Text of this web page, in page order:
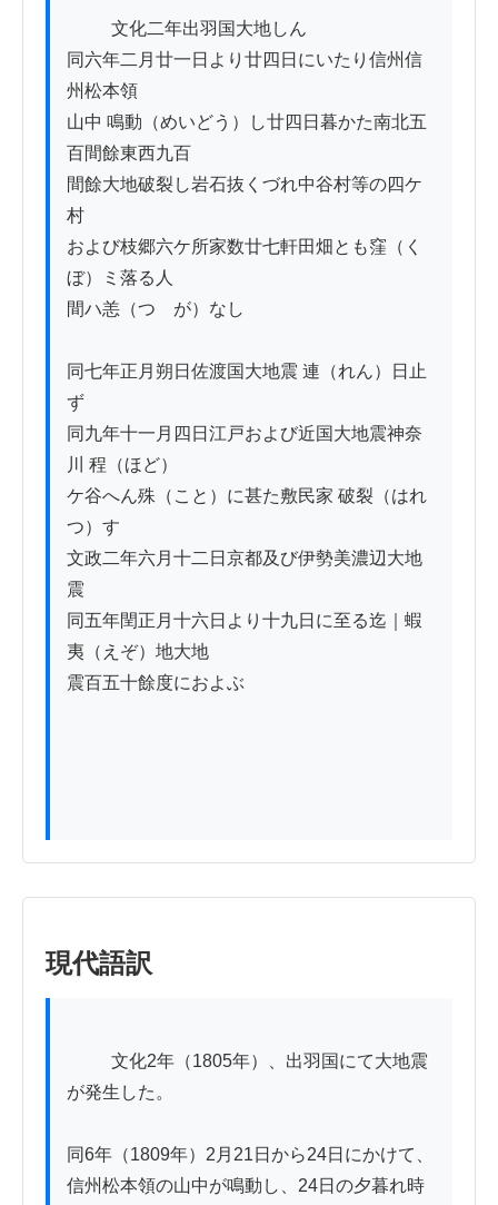
同六年二月廿一日より廿四日にいたり信州信
州松本領
山中 鳴動（めいどう）し廿四日暮かた南北五
百間餘東西九百
間餘大地破裂し岩石抜くづれ中谷村等の四ケ
村
および枝郷六ケ所家数廿七軒田畑とも窪（く
ぼ）ミ落る人
間ハ恙（つゝが）なし
同七年正月朔日佐渡国大地震 連（れん）日止
ず
同九年十一月四日江戸および近国大地震神奈
川 程（ほど）
ケ谷へん殊（こと）に甚た敷民家 破裂（はれ
つ）す
文政二年六月十二日京都及び伊勢美濃辺大地
震
同五年閏正月十六日より十九日に至る迄｜蝦
夷（えぞ）地大地
震百五十餘度におよぶ
現代語訳
が発生した。
同6年（1809年）2月21日から24日にかけて、
信州松本領の山中が鳴動し、24日の夕暮れ時